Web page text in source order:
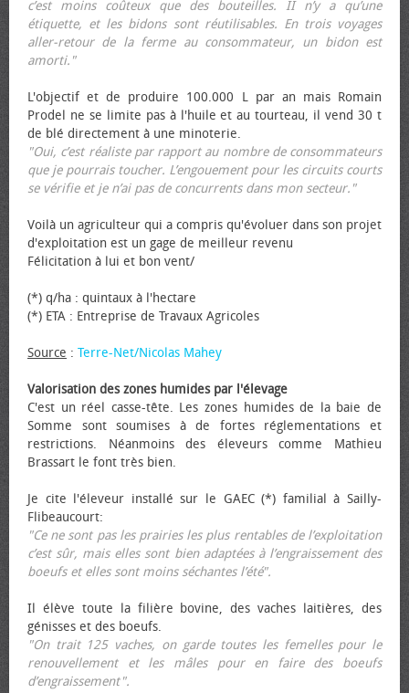
c’est moins coûteux que des bouteilles. II n’y a qu’une
étiquette, et les bidons sont réutilisables. En trois voyages
aller-retour de la ferme au consommateur, un bidon est
amorti."
L'objectif et de produire 100.000 L par an mais Romain
Prodel ne se limite pas à l'huile et au tourteau, il vend 30 t
de blé directement à une minoterie.
"Oui, c’est réaliste par rapport au nombre de consommateurs
que je pourrais toucher. L’engouement pour les circuits courts
se vérifie et je n’ai pas de concurrents dans mon secteur."
Voilà un agriculteur qui a compris qu'évoluer dans son projet
d'exploitation est un gage de meilleur revenu
Félicitation à lui et bon vent/
(*) q/ha : quintaux à l'hectare
(*) ETA : Entreprise de Travaux Agricoles
Source : Terre-Net/Nicolas Mahey
Valorisation des zones humides par l'élevage
C'est un réel casse-tête. Les zones humides de la baie de
Somme sont soumises à de fortes réglementations et
restrictions. Néanmoins des éleveurs comme Mathieu
Brassart le font très bien.
Je cite l'éleveur installé sur le GAEC (*) familial à Sailly-
Flibeaucourt:
"Ce ne sont pas les prairies les plus rentables de l’exploitation
c’est sûr, mais elles sont bien adaptées à l’engraissement des
bœufs et elles sont moins séchantes l’été".
Il élève toute la filière bovine, des vaches laitières, des
génisses et des bœufs.
"On trait 125 vaches, on garde toutes les femelles pour le
renouvellement et les mâles pour en faire des bœufs
d’engraissement".